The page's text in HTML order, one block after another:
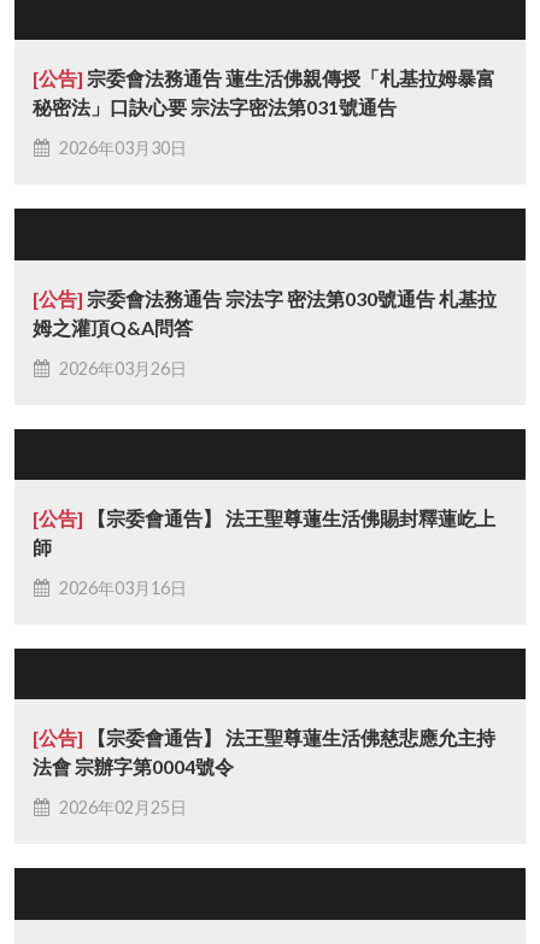
[公告] 宗委會法務通告 蓮生活佛親傳授「札基拉姆暴富
秘密法」口訣心要 宗法字密法第031號通告
2026年03月30日
[公告] 宗委會法務通告 宗法字 密法第030號通告 札基拉
姆之灌頂Q&A問答
2026年03月26日
[公告] 【宗委會通告】 法王聖尊蓮生活佛賜封釋蓮屹上
師
2026年03月16日
[公告] 【宗委會通告】 法王聖尊蓮生活佛慈悲應允主持
法會 宗辦字第0004號令
2026年02月25日